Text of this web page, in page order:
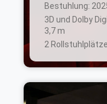
Bestuhlung:
3D und Dolby
3,7 m
2 Rollstuhlplätze